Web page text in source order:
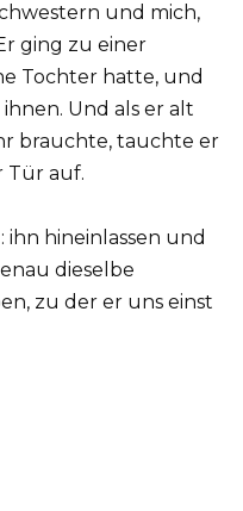
und mich,
ging zu einer
Tochter hatte, und
Und als er alt
brauchte, tauchte er
Tür auf.
hineinlassen und
dieselbe
zu der er uns einst